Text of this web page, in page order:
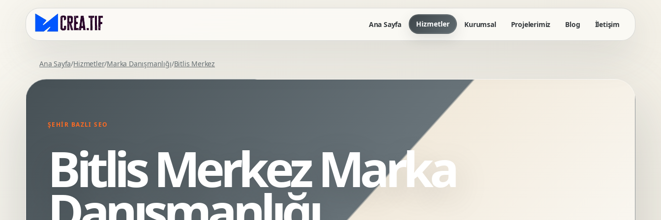
Ana Sayfa Hizmetler
Kurumsal Web Tasarim
SEO Uyumlu Web Tasarim
Webflow Web Tasarim
Framer Web Tasarim
Kurumsal Site Yenileme
Prototip Tasarimi
Dashboard UI Tasarimi
Conversion UX Optimizasyonu
Ofis Ici Gorsel Kimlik
Kurumsal Katalog Tasarimi
Kurumsal Projelerimiz Blog İletişim
Ana Sayfa/Hizmetler/Marka Danışmanlığı/Bitlis Merkez
ŞEHIR BAZLI SEO
Bitlis Merkez Marka